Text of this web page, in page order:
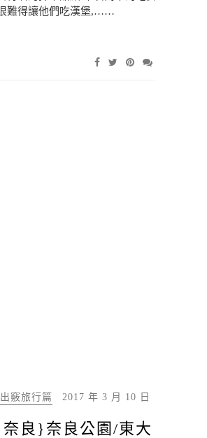
難得讓他們吃漢堡,……
竅旅行篇 2017 年 3 月 10 日
良}奈良公園/東大